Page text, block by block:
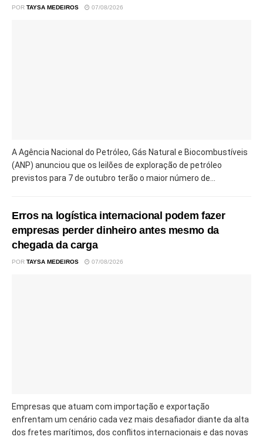
POR TAYSA MEDEIROS 07/08/2026
A Agência Nacional do Petróleo, Gás Natural e Biocombustíveis
(ANP) anunciou que os leilões de exploração de petróleo
previstos para 7 de outubro terão o maior número de...
Erros na logística internacional podem fazer
empresas perder dinheiro antes mesmo da
chegada da carga
POR TAYSA MEDEIROS 07/08/2026
Empresas que atuam com importação e exportação
enfrentam um cenário cada vez mais desafiador diante da alta
dos fretes marítimos, dos conflitos internacionais e das novas